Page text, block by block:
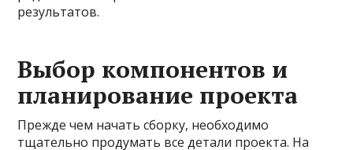
результатов.
Выбор компонентов и
планирование проекта
Прежде чем начать сборку, необходимо
тщательно продумать все детали проекта. На